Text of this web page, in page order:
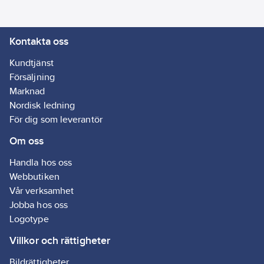
Kontakta oss
Kundtjänst
Försäljning
Marknad
Nordisk ledning
För dig som leverantör
Om oss
Handla hos oss
Webbutiken
Vår verksamhet
Jobba hos oss
Logotype
Villkor och rättigheter